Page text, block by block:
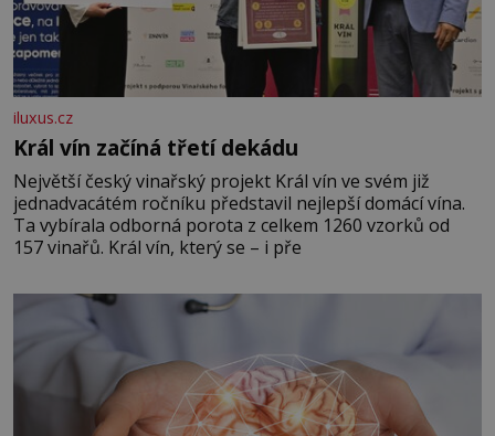
iluxus.cz
Král vín začíná třetí dekádu
Největší český vinařský projekt Král vín ve svém již
jednadvacátém ročníku představil nejlepší domácí vína.
Ta vybírala odborná porota z celkem 1260 vzorků od
157 vinařů. Král vín, který se – i pře